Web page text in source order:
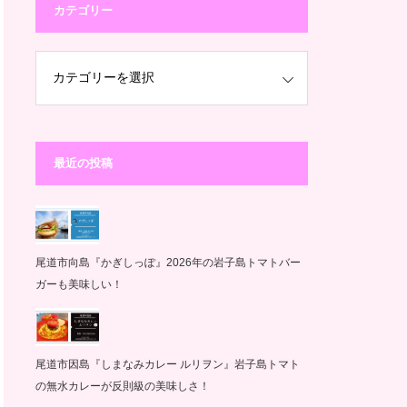
カテゴリー
最近の投稿
尾道市向島『かぎしっぽ』2026年の岩子島トマトバー
ガーも美味しい！
尾道市因島『しまなみカレー ルリヲン』岩子島トマト
の無水カレーが反則級の美味しさ！